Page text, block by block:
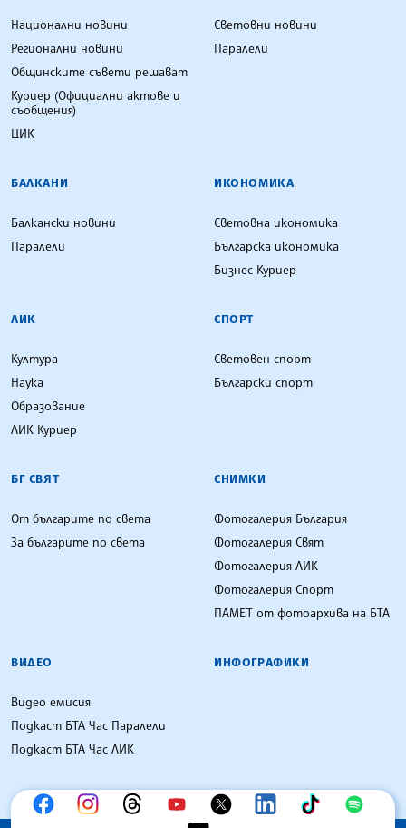
Национални новини
Регионални новини
Общинските съвети решават
Куриер (Официални актове и
съобщения)
ЦИК
Световни новини
Паралели
БАЛКАНИ
Балкански новини
Паралели
ИКОНОМИКА
Световна икономика
Българска икономика
Бизнес Куриер
ЛИК
Култура
Наука
Образование
ЛИК Куриер
СПОРТ
Световен спорт
Български спорт
БГ СВЯТ
От българите по света
За българите по света
СНИМКИ
Фотогалерия България
Фотогалерия Свят
Фотогалерия ЛИК
Фотогалерия Спорт
ПАМЕТ от фотоархива на БТА
ВИДЕО
Видео емисия
Подкаст БТА Час Паралели
Подкаст БТА Час ЛИК
ИНФОГРАФИКИ